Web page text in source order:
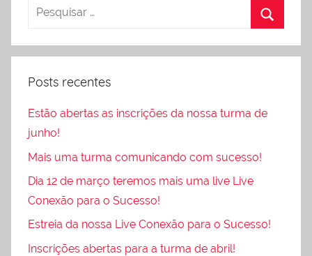
Posts recentes
Estão abertas as inscrições da nossa turma de
junho!
Mais uma turma comunicando com sucesso!
Dia 12 de março teremos mais uma live Live
Conexão para o Sucesso!
Estreia da nossa Live Conexão para o Sucesso!
Inscrições abertas para a turma de abril!